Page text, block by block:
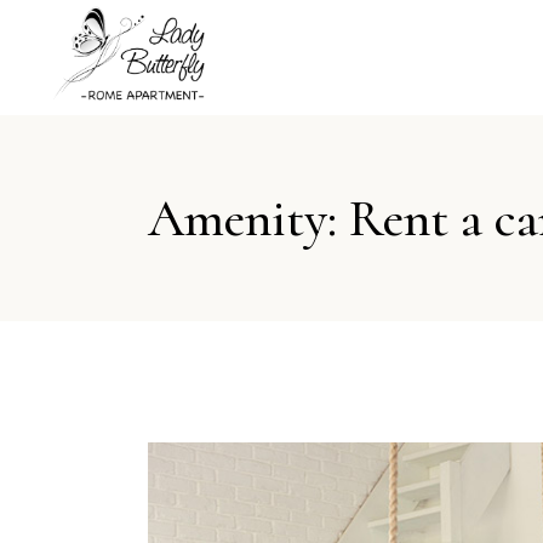
Amenity: Rent a